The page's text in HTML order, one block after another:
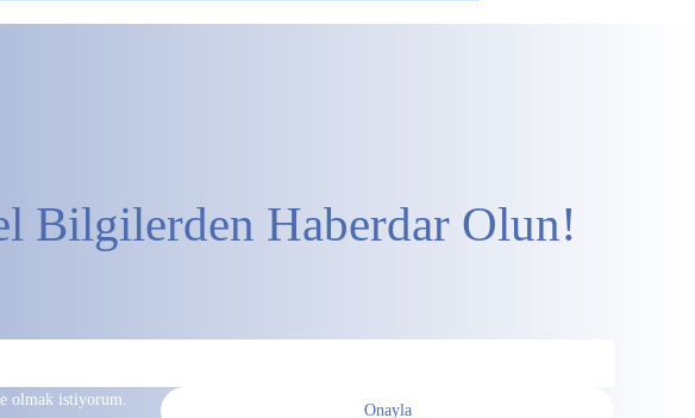
Bilgilerden Haberdar Olun!
olmak istiyorum.
Onayla